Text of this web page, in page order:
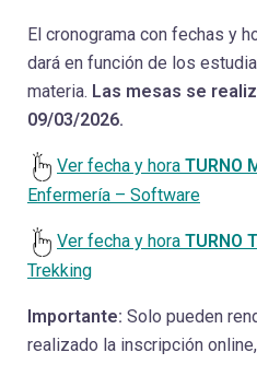
El cronograma con fechas y
dará en función de los
materia. Las mesas se
09/03/2026.
Ver fecha y hora TURNO
Enfermería – Software
Ver fecha y hora TURNO
Trekking
Importante: Solo pueden
realizado la inscripción